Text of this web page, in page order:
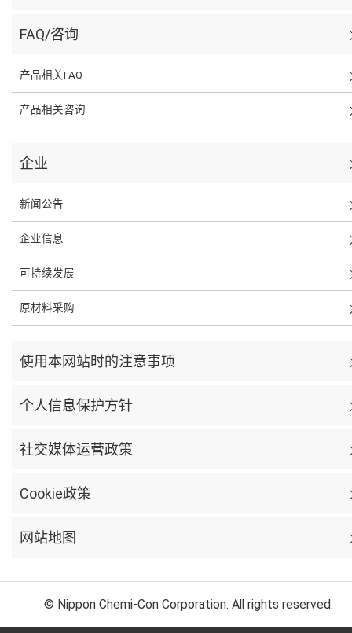
FAQ/咨询
产品相关FAQ
产品相关咨询
企业
新闻公告
企业信息
可持续发展
原材料采购
使用本网站时的注意事项
个人信息保护方针
社交媒体运营政策
Cookie政策
网站地图
© Nippon Chemi-Con Corporation. All rights reserved.